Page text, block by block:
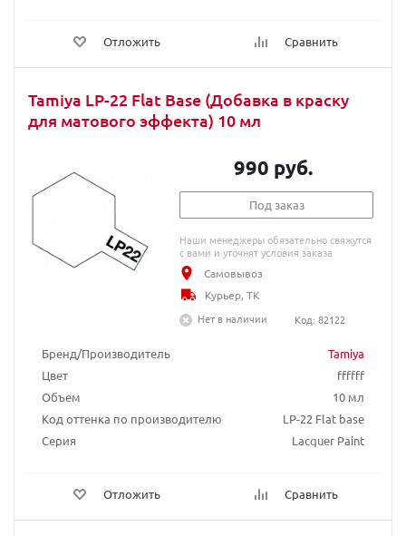
Отложить Сравнить
Tamiya LP-22 Flat Base (Добавка в краску
для матового эффекта) 10 мл
Бренд/Производитель
Tamiya
Цвет
ffffff
Объем
10 мл
Код оттенка по производителю
LP-22 Flat base
Серия
Lacquer Paint
Отложить Сравнить
990 руб.
Под заказ
Наши менеджеры обязательно свяжутся
с вами и уточнят условия заказа
Самовывоз
Курьер, ТК
Нет в наличии
Код: 82122